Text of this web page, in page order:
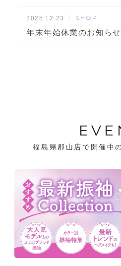
2025.12.23 SHOP
年末年始休業のお知らせ
福島県郡山店で開催中